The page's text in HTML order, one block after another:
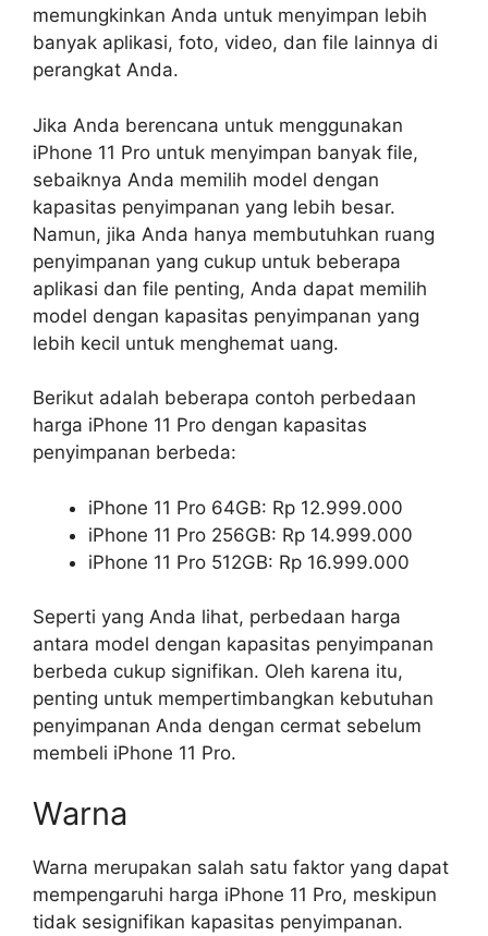
memungkinkan Anda untuk menyimpan lebih
banyak aplikasi, foto, video, dan file lainnya di
perangkat Anda.
Jika Anda berencana untuk menggunakan
iPhone 11 Pro untuk menyimpan banyak file,
sebaiknya Anda memilih model dengan
kapasitas penyimpanan yang lebih besar.
Namun, jika Anda hanya membutuhkan ruang
penyimpanan yang cukup untuk beberapa
aplikasi dan file penting, Anda dapat memilih
model dengan kapasitas penyimpanan yang
lebih kecil untuk menghemat uang.
Berikut adalah beberapa contoh perbedaan
harga iPhone 11 Pro dengan kapasitas
penyimpanan berbeda:
iPhone 11 Pro 64GB: Rp 12.999.000
iPhone 11 Pro 256GB: Rp 14.999.000
iPhone 11 Pro 512GB: Rp 16.999.000
Seperti yang Anda lihat, perbedaan harga
antara model dengan kapasitas penyimpanan
berbeda cukup signifikan. Oleh karena itu,
penting untuk mempertimbangkan kebutuhan
penyimpanan Anda dengan cermat sebelum
membeli iPhone 11 Pro.
Warna
Warna merupakan salah satu faktor yang dapat
mempengaruhi harga iPhone 11 Pro, meskipun
tidak sesignifikan kapasitas penyimpanan.